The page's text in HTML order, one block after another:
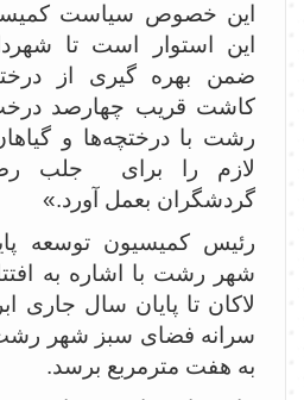
این خصوص سیاست
این استوار است تا
ضمن بهره گیری از
کاشت قریب چهارصد
رشت با درختچه‌ها و
لازم را برای جلب
گردشگران بعمل آورد.»
رئیس کمیسیون توسعه
لاکان تا پایان سال جاری
سرانه فضای سبز شهر
به هفت مترمربع برسد.